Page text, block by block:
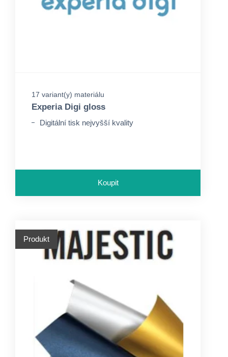
17 variant(y) materiálu
Experia Digi gloss
Digitální tisk nejvyšší kvality
Koupit
Produkt